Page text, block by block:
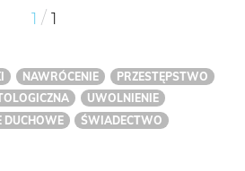
1 / 1
NAWRÓCENIE
PRZESTĘPSTWO
UWOLNIENIE
DUCHOWE
ŚWIADECTWO